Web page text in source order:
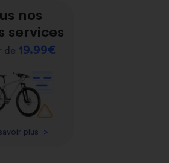
nos
services
de 19.99€
plus >